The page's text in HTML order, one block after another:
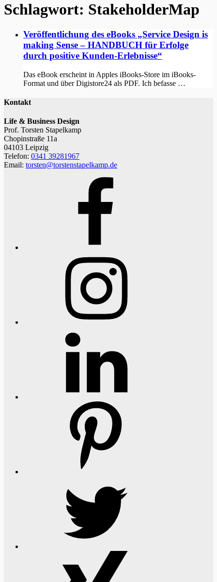
Schlagwort: StakeholderMap
Veröffentlichung des eBooks „Service Design is
making Sense – HANDBUCH für Erfolge
durch positive Kunden-Erlebnisse“
Das eBook erscheint in Apples iBooks-Store im iBooks-
Format und über Digistore24 als PDF. Ich befasse …
Kontakt
Life & Business Design
Prof. Torsten Stapelkamp
Chopinstraße 11a
04103 Leipzig
Telefon: 0341 39281967
Email: torsten@torstenstapelkamp.de